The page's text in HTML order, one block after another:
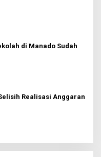
di Manado Sudah
Realisasi Anggaran